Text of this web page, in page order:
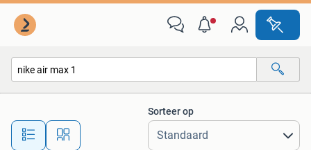
Alle afstanden…
Sorteer op